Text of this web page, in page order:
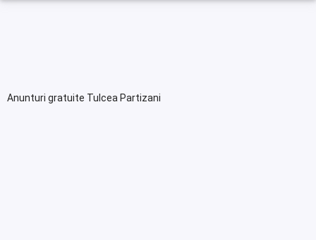
Anunturi gratuite Tulcea Partizani